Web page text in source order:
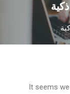
It seems